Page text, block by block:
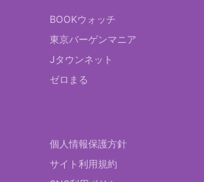
BOOKウォッチ
東京バーゲンマニア
Jタウンネット
ゼロまる
個人情報保護方針
サイト利用規約